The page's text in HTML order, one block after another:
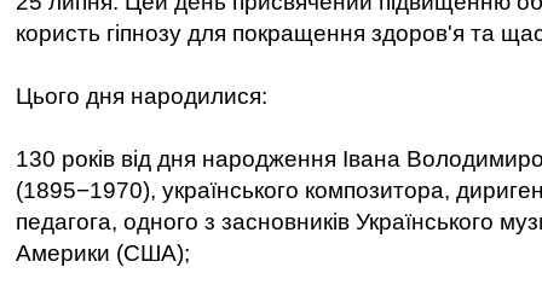
користь гіпнозу для покращення здоров'я та
Цього дня народилися:
130 років від дня народження Івана
(1895−1970), українського композитора,
педагога, одного з засновників Українського
Америки (США);